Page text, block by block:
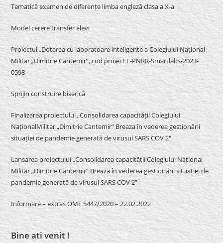
Tematică examen de diferențe limba engleză clasa a X-a
Model cerere transfer elevi
Proiectul „Dotarea cu laboratoare inteligente a Colegiului Național
Militar „Dimitrie Cantemir”, cod proiect F-PNRR-Smartlabs-2023-
0598
Sprijin construire biserică
Finalizarea proiectului „Consolidarea capacității Colegiului
NaționalMilitar „Dimitrie Cantemir” Breaza în vederea gestionării
situației de pandemie generată de virusul SARS COV 2″
Lansarea proiectului „Consolidarea capacității Colegiului Național
Militar „Dimitrie Cantemir” Breaza în vederea gestionării situației de
pandemie generată de virusul SARS COV 2”
Informare – extras OME 5447/2020 – 22.02.2022
Bine ati venit !